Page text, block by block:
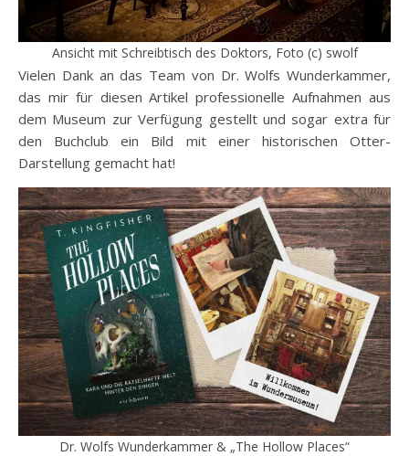
Ansicht mit Schreibtisch des Doktors, Foto (c) swolf
Vielen Dank an das Team von Dr. Wolfs Wunderkammer,
das mir für diesen Artikel professionelle Aufnahmen aus
dem Museum zur Verfügung gestellt und sogar extra für
den Buchclub ein Bild mit einer historischen Otter-
Darstellung gemacht hat!
Dr. Wolfs Wunderkammer & „The Hollow Places“